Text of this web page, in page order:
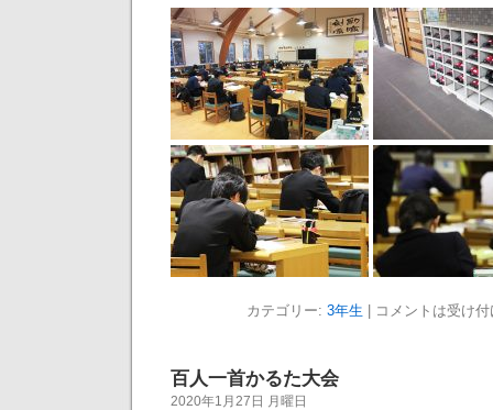
カテゴリー: 3年生 コメントは受け
百人一首かるた大会
2020年1月27日 月曜日